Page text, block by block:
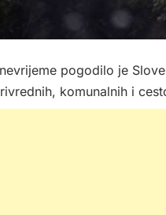
pogodilo je
komunalnih i